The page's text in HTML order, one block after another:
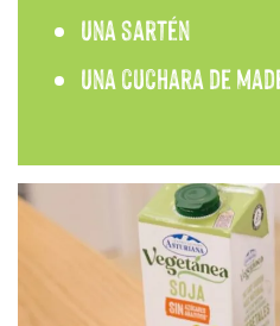
Una sartén
Una cuchara de